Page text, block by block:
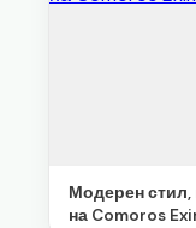
Модерен стил,
на Comoros